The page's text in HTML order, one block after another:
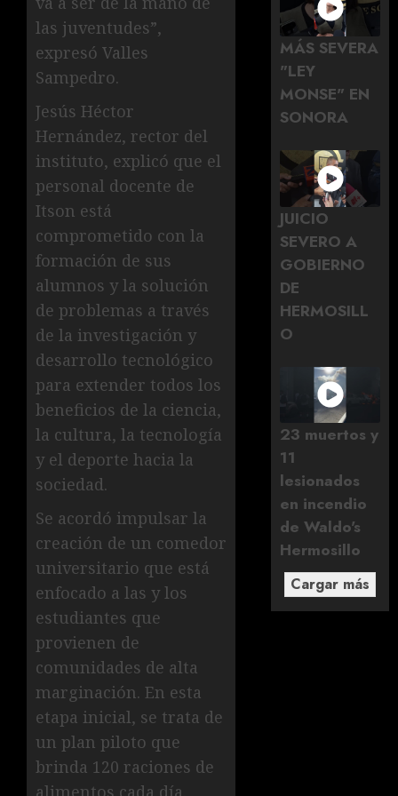
las juventudes”,
expresó Valles
Sampedro.
Jesús Héctor
Hernández, rector del
instituto, explicó que el
personal docente de
Itson está
comprometido con la
formación de sus
alumnos y la solución
de problemas a través
de la investigación y
desarrollo tecnológico
para extender todos los
beneficios de la ciencia,
la cultura, la tecnología
y el deporte hacia la
sociedad.
Se acordó impulsar la
creación de un comedor
universitario que está
enfocado a las y los
estudiantes que
provienen de
comunidades de alta
marginación. En esta
etapa inicial, se trata de
un plan piloto que
brinda 120 raciones de
alimentos cada día.
MÁS SEVERA
"LEY
MONSE" EN
SONORA
JUICIO
SEVERO A
GOBIERNO
DE
HERMOSILL
O
23 muertos y
11
lesionados
en incendio
de Waldo's
Hermosillo
Cargar más